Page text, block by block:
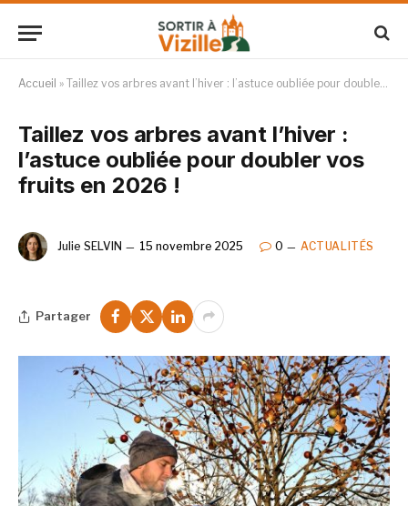
Accueil » Taillez vos arbres avant l’hiver : l’astuce oubliée pour doubler vos fruits en 2026 !
Taillez vos arbres avant l’hiver :
l’astuce oubliée pour doubler vos
fruits en 2026 !
Julie SELVIN 15 novembre 2025 0 ACTUALITÉS
Partager